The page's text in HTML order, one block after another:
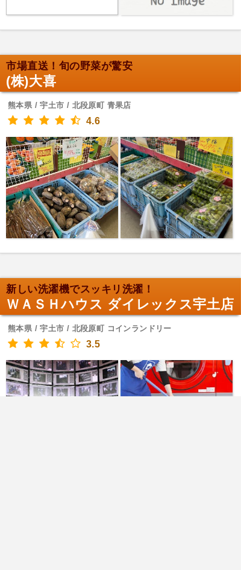
市場直送！旬の野菜が驚安
(株)大喜
熊本県 / 宇土市 / 北段原町 青果店
4.6
新しい洗濯機でスッキリ洗濯！
ＷＡＳＨハウス ダイレックス宇土店
熊本県 / 宇土市 / 北段原町 コインランドリー
3.5